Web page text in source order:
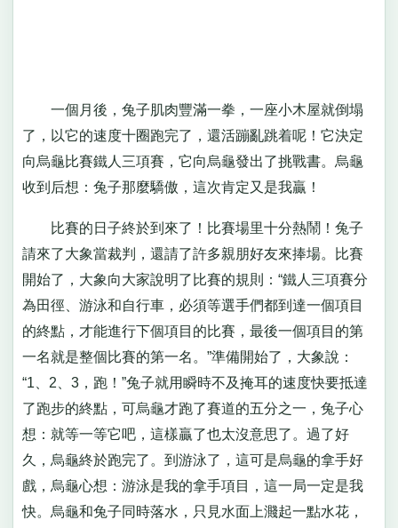
一個月後，兔子肌肉豐滿一拳，一座小木屋就倒塌
了，以它的速度十圈跑完了，還活蹦亂跳着呢！它決定
向烏龜比賽鐵人三項賽，它向烏龜發出了挑戰書。烏龜
收到后想：兔子那麼驕傲，這次肯定又是我贏！
比賽的日子終於到來了！比賽場里十分熱鬧！兔子
請來了大象當裁判，還請了許多親朋好友來捧場。比賽
開始了，大象向大家說明了比賽的規則：“鐵人三項賽分
為田徑、游泳和自行車，必須等選手們都到達一個項目
的終點，才能進行下個項目的比賽，最後一個項目的第
一名就是整個比賽的第一名。”準備開始了，大象說：
“1、2、3，跑！”兔子就用瞬時不及掩耳的速度快要抵達
了跑步的終點，可烏龜才跑了賽道的五分之一，兔子心
想：就等一等它吧，這樣贏了也太沒意思了。過了好
久，烏龜終於跑完了。到游泳了，這可是烏龜的拿手好
戲，烏龜心想：游泳是我的拿手項目，這一局一定是我
快。烏龜和兔子同時落水，只見水面上濺起一點水花，